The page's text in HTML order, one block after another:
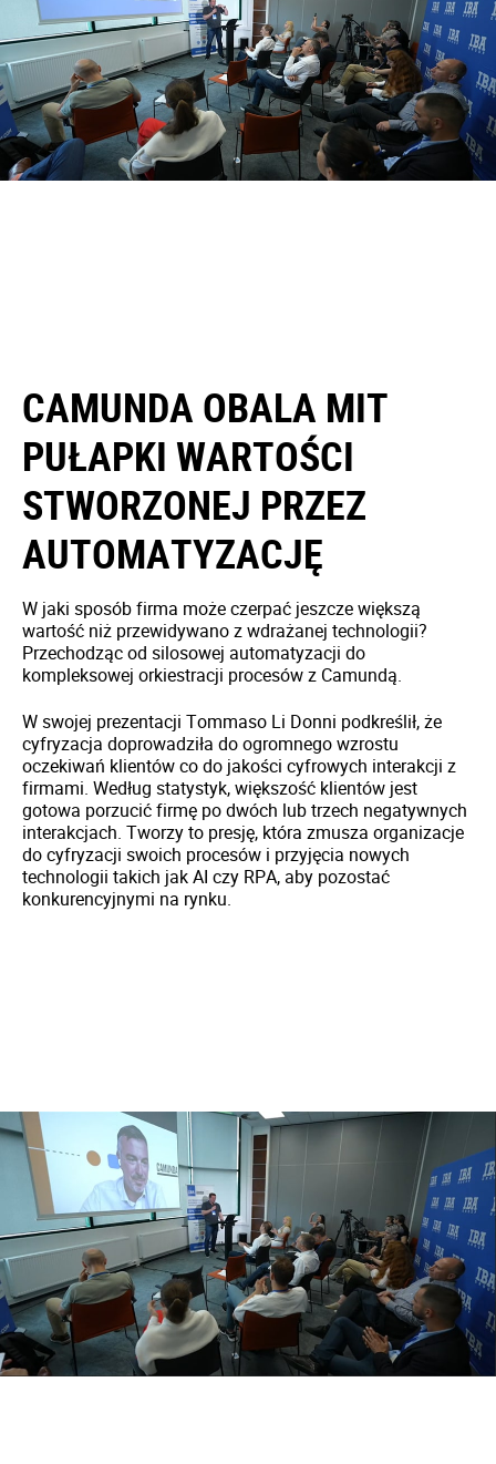
CAMUNDA OBALA MIT
PUŁAPKI WARTOŚCI
STWORZONEJ PRZEZ
AUTOMATYZACJĘ
W jaki sposób firma może czerpać jeszcze większą
wartość niż przewidywano z wdrażanej technologii?
Przechodząc od silosowej automatyzacji do
kompleksowej orkiestracji procesów z Camundą.
W swojej prezentacji Tommaso Li Donni podkreślił, że
cyfryzacja doprowadziła do ogromnego wzrostu
oczekiwań klientów co do jakości cyfrowych interakcji z
firmami. Według statystyk, większość klientów jest
gotowa porzucić firmę po dwóch lub trzech negatywnych
interakcjach. Tworzy to presję, która zmusza organizacje
do cyfryzacji swoich procesów i przyjęcia nowych
technologii takich jak AI czy RPA, aby pozostać
konkurencyjnymi na rynku.